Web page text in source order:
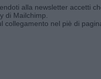
alla newsletter accetti
di Mailchimp
nel piè di